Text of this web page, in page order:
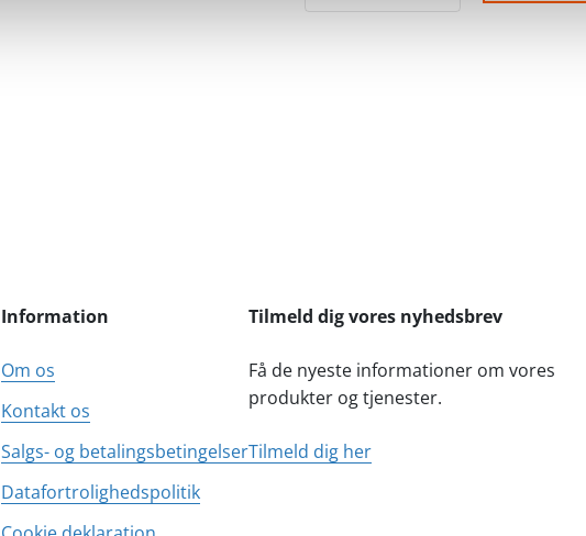
Information
Om os
Kontakt os
Salgs- og betalingsbetingelser
Datafortrolighedspolitik
Tilmeld dig vores nyhedsbrev
Få de nyeste informationer om vores
produkter og tjenester.
Tilmeld dig her